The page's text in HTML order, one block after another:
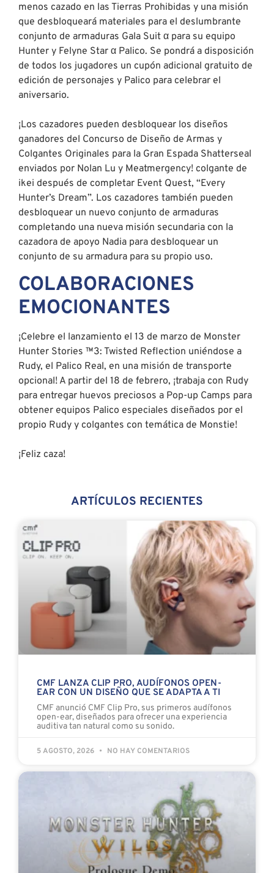
menos cazado en las Tierras Prohibidas y una misión
que desbloqueará materiales para el deslumbrante
conjunto de armaduras Gala Suit α para su equipo
Hunter y Felyne Star α Palico. Se pondrá a disposición
de todos los jugadores un cupón adicional gratuito de
edición de personajes y Palico para celebrar el
aniversario.
¡Los cazadores pueden desbloquear los diseños
ganadores del Concurso de Diseño de Armas y
Colgantes Originales para la Gran Espada Shatterseal
enviados por Nolan Lu y Meatmergency! colgante de
ikei después de completar Event Quest, “Every
Hunter’s Dream”. Los cazadores también pueden
desbloquear un nuevo conjunto de armaduras
completando una nueva misión secundaria con la
cazadora de apoyo Nadia para desbloquear un
conjunto de su armadura para su propio uso.
COLABORACIONES
EMOCIONANTES
¡Celebre el lanzamiento el 13 de marzo de Monster
Hunter Stories ™3: Twisted Reflection uniéndose a
Rudy, el Palico Real, en una misión de transporte
opcional! A partir del 18 de febrero, ¡trabaja con Rudy
para entregar huevos preciosos a Pop-up Camps para
obtener equipos Palico especiales diseñados por el
propio Rudy y colgantes con temática de Monstie!
¡Feliz caza!
ARTÍCULOS RECIENTES
CMF LANZA CLIP PRO, AUDÍFONOS OPEN-
EAR CON UN DISEÑO QUE SE ADAPTA A TI
CMF anunció CMF Clip Pro, sus primeros audífonos
open-ear, diseñados para ofrecer una experiencia
auditiva tan natural como su sonido.
5 AGOSTO, 2026 NO HAY COMENTARIOS